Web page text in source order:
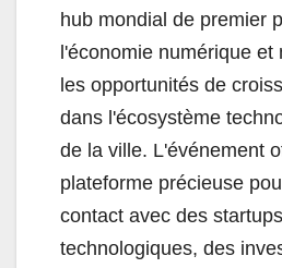
hub mondial de premier
l'économie numérique
les opportunités de
dans l'écosystème
de la ville. L'événement
plateforme précieuse
contact avec des
technologiques, des